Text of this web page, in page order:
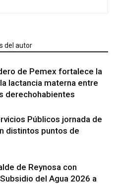
del autor
de Pemex fortalece la
lactancia materna entre
derechohabientes
Públicos jornada de
distintos puntos de
de Reynosa con
del Agua 2026 a